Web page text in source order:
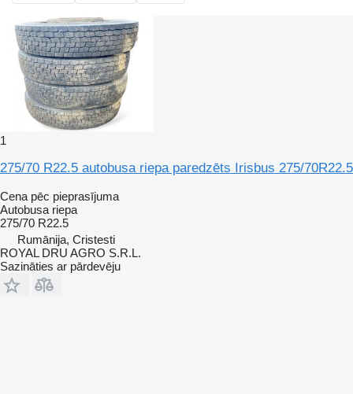
1
275/70 R22.5 autobusa riepa paredzēts Irisbus 275/70R22.5
Cena pēc pieprasījuma
Autobusa riepa
275/70 R22.5
Rumānija, Cristesti
ROYAL DRU AGRO S.R.L.
Sazināties ar pārdevēju